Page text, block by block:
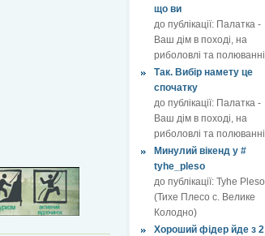
що ви
до публікації: Палатка -
Ваш дім в поході, на
риболовлі та полюванні
Так. Вибір намету це
спочатку
до публікації: Палатка -
Ваш дім в поході, на
риболовлі та полюванні
Минулий вікенд у #
tyhe_pleso
до публікації: Tyhe Pleso
(Тихе Плесо с. Велике
Колодно)
Хороший фідер йде з 2